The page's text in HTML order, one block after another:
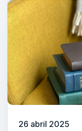
26 abril 2025